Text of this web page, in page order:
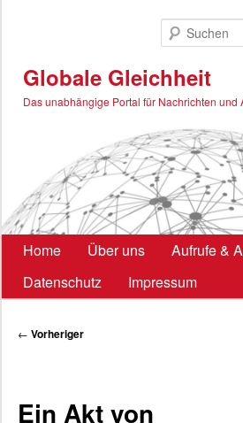
Globale Gleichheit
Das unabhängige Portal für Nachrichten und
Hauptmenü
Home Über uns
Aufrufe &
Datenschutz
Impressum
Beitragsnavigation
← Vorheriger
Ein Akt von